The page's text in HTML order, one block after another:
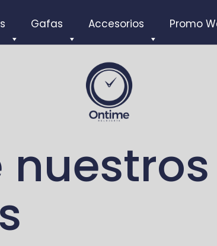
Gafas Accesorios Promo
nuestros